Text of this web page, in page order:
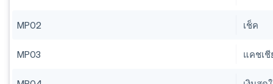
MP02 เช็ค
MP03 แคชเชี